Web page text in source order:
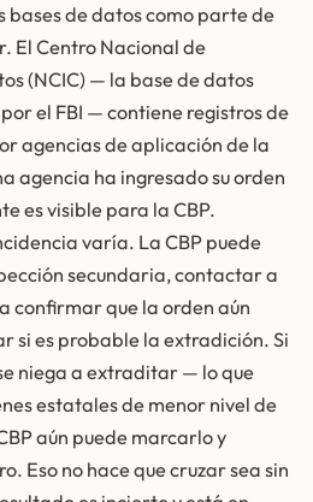
bases de datos como parte de
El Centro Nacional de
(NCIC) — la base de datos
el FBI — contiene registros de
agencias de aplicación de la
agencia ha ingresado su orden
es visible para la CBP.
varía. La CBP puede
secundaria, contactar a
confirmar que la orden aún
si es probable la extradición. Si
niega a extraditar — lo que
estatales de menor nivel de
aún puede marcarlo y
Eso no hace que cruzar sea sin